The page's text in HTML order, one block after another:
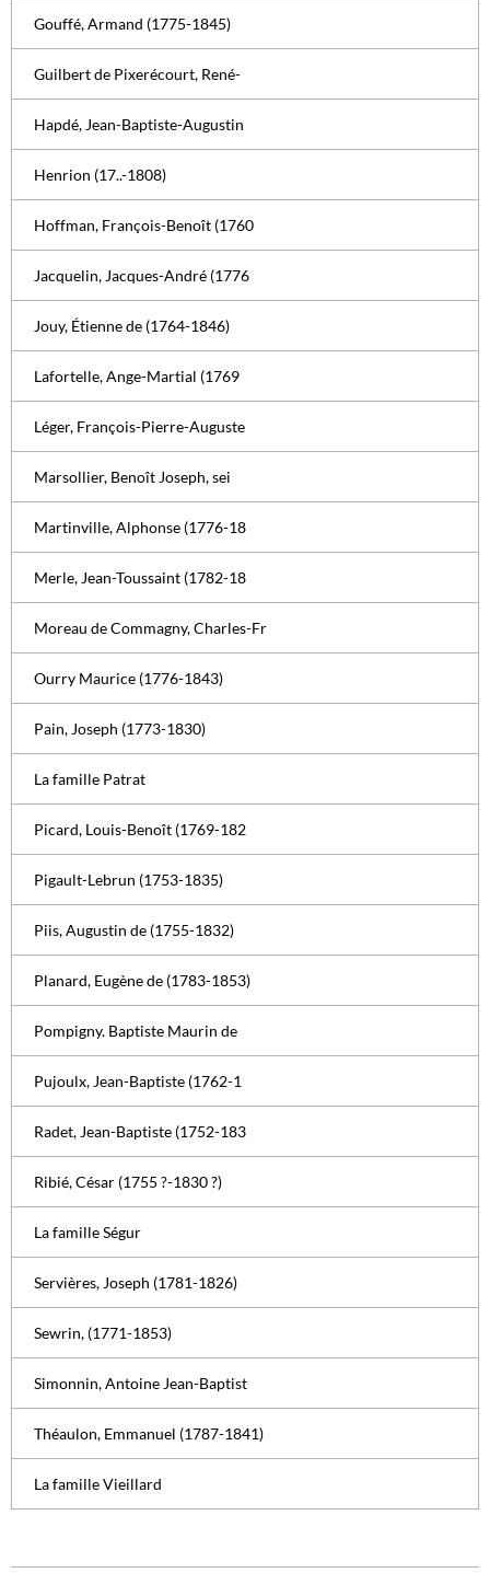
Gouffé, Armand (1775-1845)
Guilbert de Pixerécourt, René-
Hapdé, Jean-Baptiste-Augustin
Henrion (17..-1808)
Hoffman, François-Benoît (1760
Jacquelin, Jacques-André (1776
Jouy, Étienne de (1764-1846)
Lafortelle, Ange-Martial (1769
Léger, François-Pierre-Auguste
Marsollier, Benoît Joseph, sei
Martinville, Alphonse (1776-18
Merle, Jean-Toussaint (1782-18
Moreau de Commagny, Charles-Fr
Ourry Maurice (1776-1843)
Pain, Joseph (1773-1830)
La famille Patrat
Picard, Louis-Benoît (1769-182
Pigault-Lebrun (1753-1835)
Piis, Augustin de (1755-1832)
Planard, Eugène de (1783-1853)
Pompigny. Baptiste Maurin de
Pujoulx, Jean-Baptiste (1762-1
Radet, Jean-Baptiste (1752-183
Ribié, César (1755 ?-1830 ?)
La famille Ségur
Servières, Joseph (1781-1826)
Sewrin, (1771-1853)
Simonnin, Antoine Jean-Baptist
Théaulon, Emmanuel (1787-1841)
La famille Vieillard